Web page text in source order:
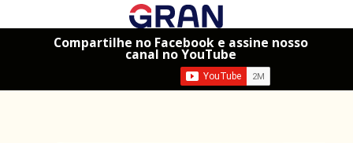
Compartilhe no Facebook e assine nosso
canal no YouTube